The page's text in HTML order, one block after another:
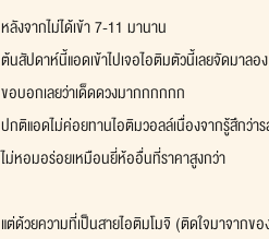
หลังจากไม่ได้เข้า 7-11 มานาน
ต้นสัปดาห์นี้แอดเข้าไปเจอไอติมตัวนี้เลยจัดมาลอง
ขอบอกเลยว่าเด็ดดวงมากกกกกก
ปกติแอดไม่ค่อยทานไอติมวอลล์เนื่องจากรู้สึกว่า
ไม่หอมอร่อยเหมือนยี่ห้ออื่นที่ราคาสูงกว่า
แต่ด้วยความที่เป็นสายไอติมโมจิ (ติดใจมาจากข